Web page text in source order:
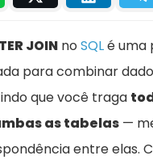
JOIN no SQLé uma
para combinar
que você traga
as tabelas —
entre elas.